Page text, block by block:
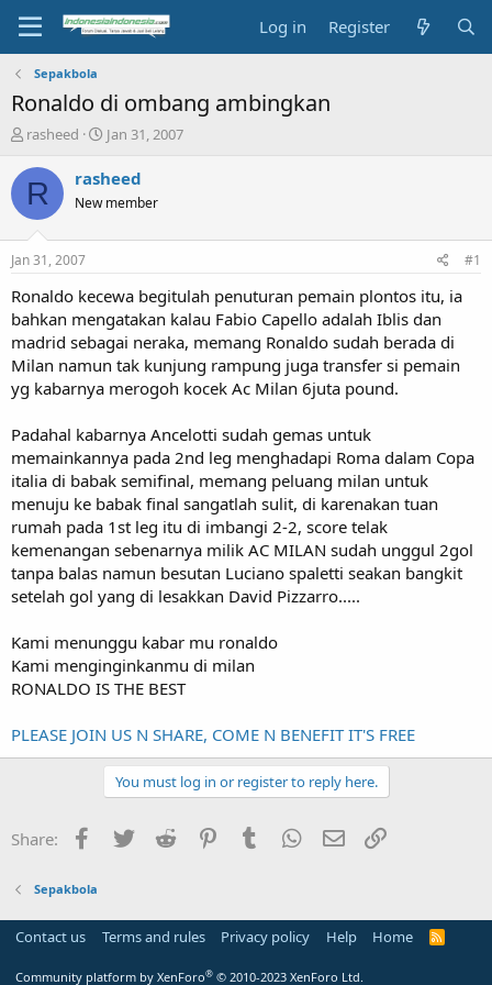
Log in Register
Sepakbola
Ronaldo di ombang ambingkan
T
r
e
a
t
a
t
e
r
rasheed
S
a
t
e
Jan 31, 2007
R rasheed
New member
Jan 31, 2007 #1
Ronaldo kecewa begitulah penuturan pemain plontos itu, ia
bahkan mengatakan kalau Fabio Capello adalah Iblis dan
madrid sebagai neraka, memang Ronaldo sudah berada di
Milan namun tak kunjung rampung juga transfer si pemain
yg kabarnya merogoh kocek Ac Milan 6juta pound.
Padahal kabarnya Ancelotti sudah gemas untuk
memainkannya pada 2nd leg menghadapi Roma dalam Copa
italia di babak semifinal, memang peluang milan untuk
menuju ke babak final sangatlah sulit, di karenakan tuan
rumah pada 1st leg itu di imbangi 2-2, score telak
kemenangan sebenarnya milik AC MILAN sudah unggul 2gol
tanpa balas namun besutan Luciano spaletti seakan bangkit
setelah gol yang di lesakkan David Pizzarro.....
Kami menunggu kabar mu ronaldo
Kami menginginkanmu di milan
RONALDO IS THE BEST
PLEASE JOIN US N SHARE, COME N BENEFIT IT'S FREE
You must log in or register to reply here.
Share: Facebook
Twitter Reddit PinterestTumblr WhatsApp
Email
Sepakbola
Contact us Terms and rules Privacy policy Help Home
R
Community platform by XenForo® © 2010-2023 XenForo Ltd.